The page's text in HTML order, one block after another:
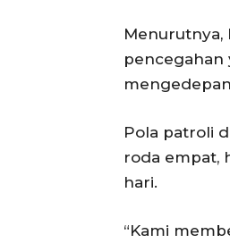
pencegahan
Pola patroli
roda empat,
hari.
“Kami